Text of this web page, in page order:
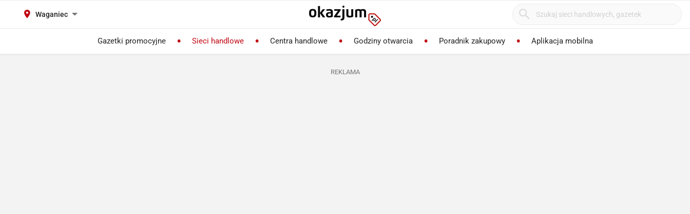
Waganiec
Gazetki promocyjne Sieci handlowe Centra handlowe Godziny otwarcia Poradnik zakupowy Aplikacja mobilna
REKLAMA